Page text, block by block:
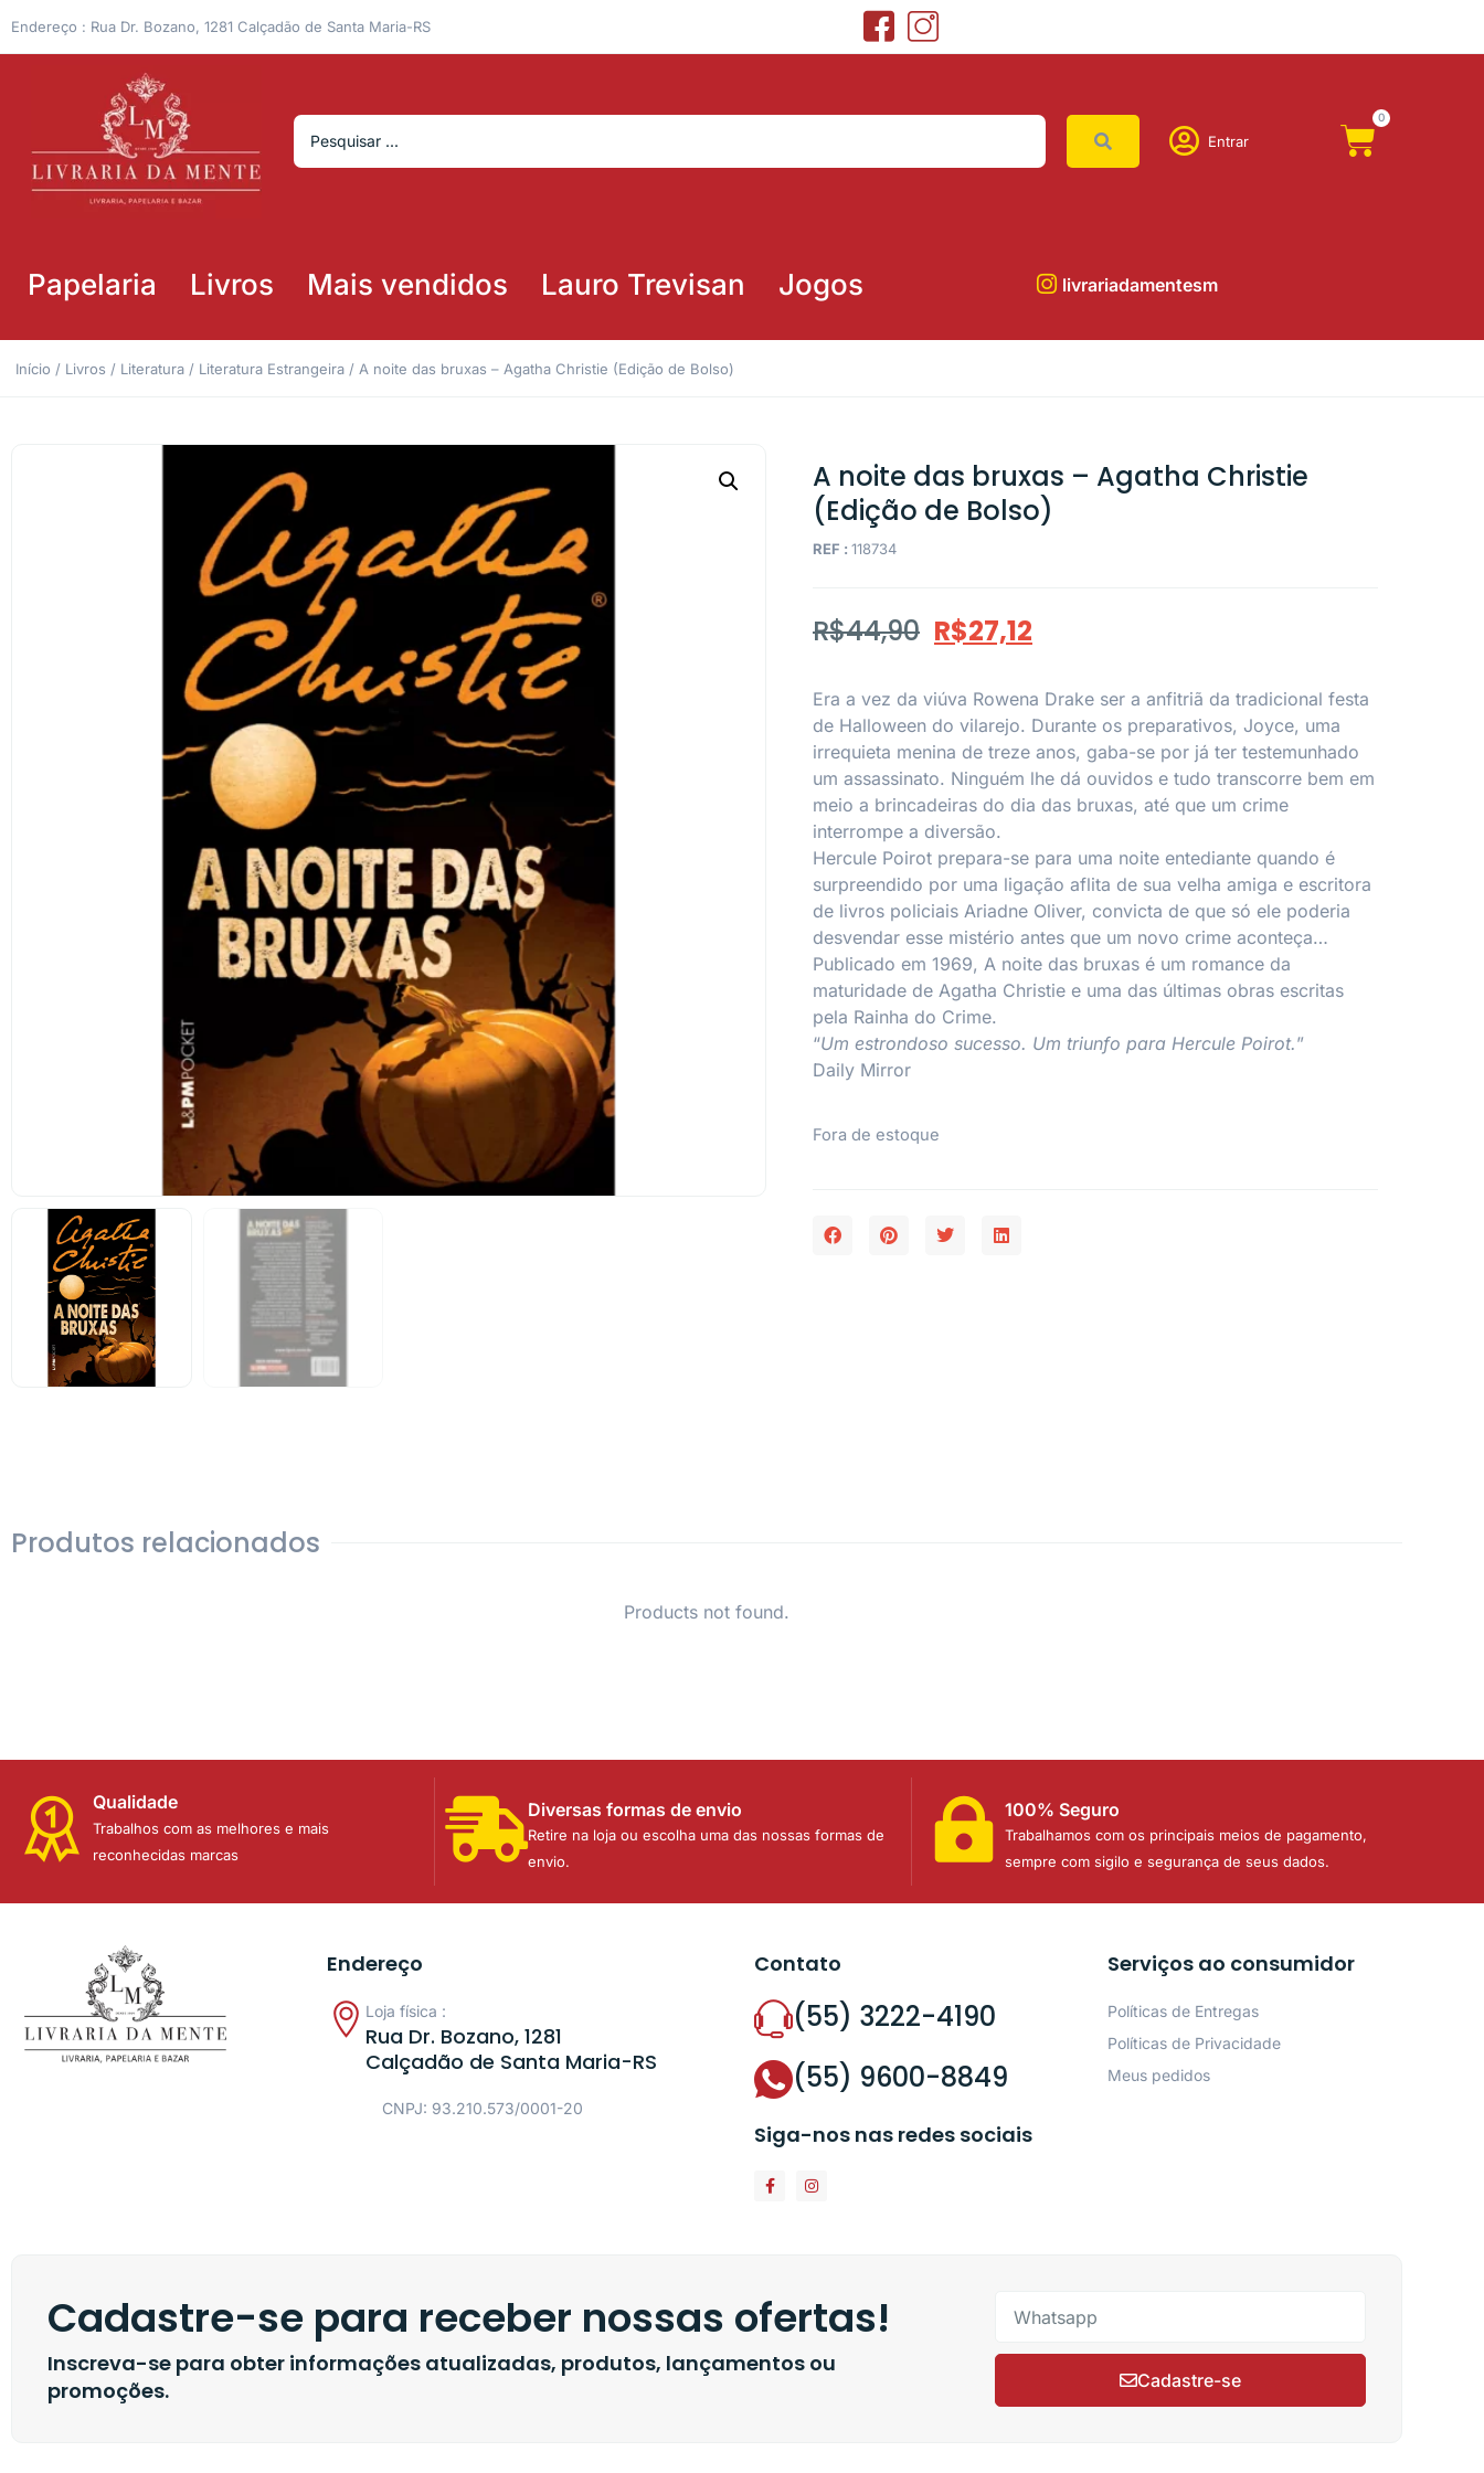
Endereço : Rua Dr. Bozano, 1281 Calçadão de Santa Maria-RS
Entrar
0
Papelaria Livros Mais vendidos Lauro Trevisan Jogos livrariadamentesm
Início / Livros / Literatura / Literatura Estrangeira / A noite das bruxas – Agatha Christie (Edição de Bolso)
A noite das bruxas – Agatha Christie
(Edição de Bolso)
REF : 118734
R$44,90 R$27,12
Era a vez da viúva Rowena Drake ser a anfitriã da tradicional festa
de Halloween do vilarejo. Durante os preparativos, Joyce, uma
irrequieta menina de treze anos, gaba-se por já ter testemunhado
um assassinato. Ninguém lhe dá ouvidos e tudo transcorre bem em
meio a brincadeiras do dia das bruxas, até que um crime
interrompe a diversão.
Hercule Poirot prepara-se para uma noite entediante quando é
surpreendido por uma ligação aflita de sua velha amiga e escritora
de livros policiais Ariadne Oliver, convicta de que só ele poderia
desvendar esse mistério antes que um novo crime aconteça…
Publicado em 1969, A noite das bruxas é um romance da
maturidade de Agatha Christie e uma das últimas obras escritas
pela Rainha do Crime.
“Um estrondoso sucesso. Um triunfo para Hercule Poirot.”
Daily Mirror
Fora de estoque
Produtos relacionados
Products not found.
Qualidade
Trabalhos com as melhores e mais
reconhecidas marcas
Diversas formas de envio
Retire na loja ou escolha uma das nossas formas de
envio.
100% Seguro
Trabalhamos com os principais meios de pagamento,
sempre com sigilo e segurança de seus dados.
Endereço
Loja física :
Rua Dr. Bozano, 1281
Calçadão de Santa Maria-RS
CNPJ: 93.210.573/0001-20
Contato
(55) 3222-4190
(55) 9600-8849
Siga-nos nas redes sociais
Serviços ao consumidor
Políticas de Entregas
Políticas de Privacidade
Meus pedidos
Cadastre-se para receber nossas ofertas!
Inscreva-se para obter informações atualizadas, produtos, lançamentos ou
promoções.
Cadastre-se